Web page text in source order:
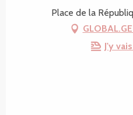
Place de la
J'y